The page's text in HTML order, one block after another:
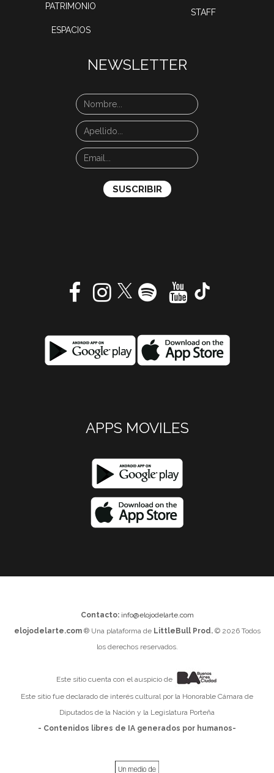
PATRIMONIO
ESPACIOS
STAFF
NEWSLETTER
APPS MOVILES
Contacto: info@elojodelarte.com
elojodelarte.com® Una plataforma de LittleBull Prod.© 2026 Todos
los derechos reservados.
Este sitio cuenta con el auspicio de
Este sitio fue declarado de interés cultural por la Honorable Cámara de
Diputados de la Nación y la Legislatura Porteña
- Contenidos libres de IA generados por humanos-